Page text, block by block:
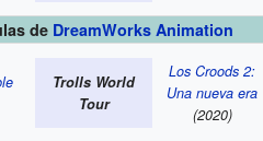
de DreamWorks Animation
Trolls World
Tour
Los Croods 2:
Una nueva era
(2020)